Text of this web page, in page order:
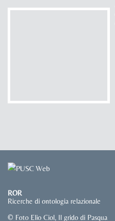
ROR
Ricerche di ontologia relazionale
© Foto Elio Ciol, Il grido di Pasqua